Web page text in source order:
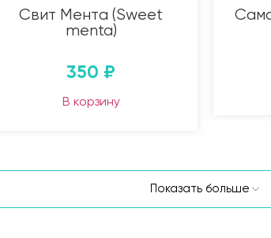
Свит Мента (Sweet
menta)
350 ₽
В корзину
Показать больше